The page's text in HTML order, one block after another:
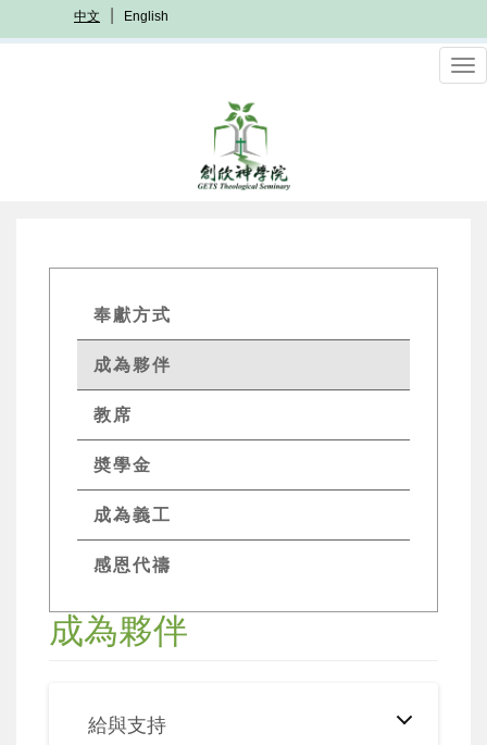
至
中文 English
GETS
Quick
Menu
奉獻方式
成為夥伴
教席
奬學金
成為義工
感恩代禱
成為夥伴
給與支持